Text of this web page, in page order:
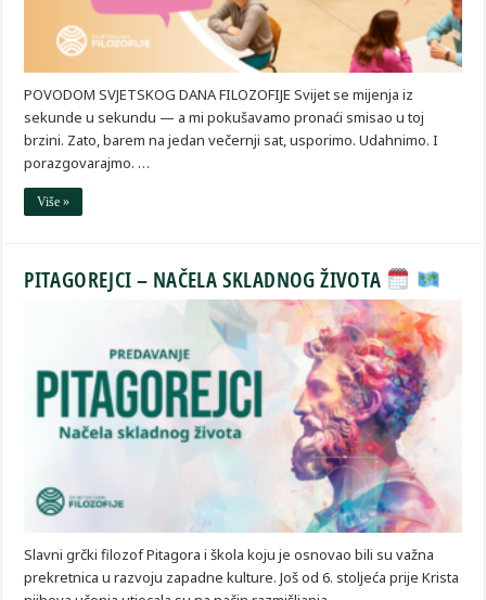
POVODOM SVJETSKOG DANA FILOZOFIJE Svijet se mijenja iz
sekunde u sekundu — a mi pokušavamo pronaći smisao u toj
brzini. Zato, barem na jedan večernji sat, usporimo. Udahnimo. I
porazgovarajmo. …
Više »
PITAGOREJCI – NAČELA SKLADNOG ŽIVOTA
Slavni grčki filozof Pitagora i škola koju je osnovao bili su važna
prekretnica u razvoju zapadne kulture. Još od 6. stoljeća prije Krista